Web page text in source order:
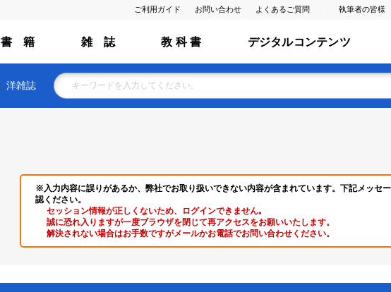
ご利用ガイド お問い合わせ よくあるご質問 執筆者の皆様
書 籍 雑 誌 教 科 書 デジタルコンテンツ
洋雑誌
※入力内容に誤りがあるか、弊社でお取り扱いできない内容が含まれています。下記メッセ
認ください。
セッション情報が正しくないため、ログインできません｡
誠に恐れ入りますが一度ブラウザを閉じて再アクセスをお願いいたします。
解決されない場合はお手数ですがメールかお電話でお問い合わせください。